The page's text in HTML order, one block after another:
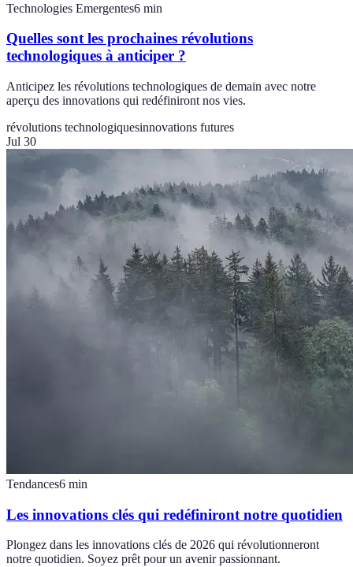
Technologies Emergentes6 min
Quelles sont les prochaines révolutions
technologiques à anticiper ?
Anticipez les révolutions technologiques de demain avec notre
aperçu des innovations qui redéfiniront nos vies.
révolutions technologiquesinnovations futures
Jul 30
Tendances6 min
Les innovations clés qui redéfiniront notre quotidien
Plongez dans les innovations clés de 2026 qui révolutionneront
notre quotidien. Soyez prêt pour un avenir passionnant.